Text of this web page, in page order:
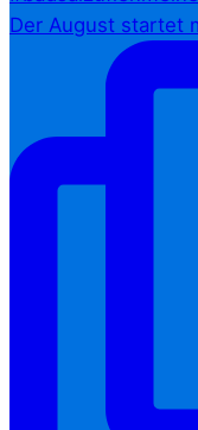
Der August startet